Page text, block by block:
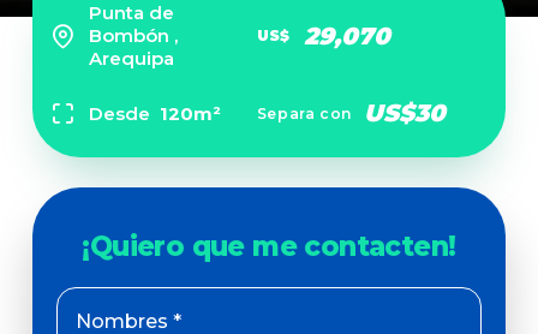
Nombres *
Punta de
Bombón ,
Arequipa
US$ 29,070
Desde 120m² Separa con US$30